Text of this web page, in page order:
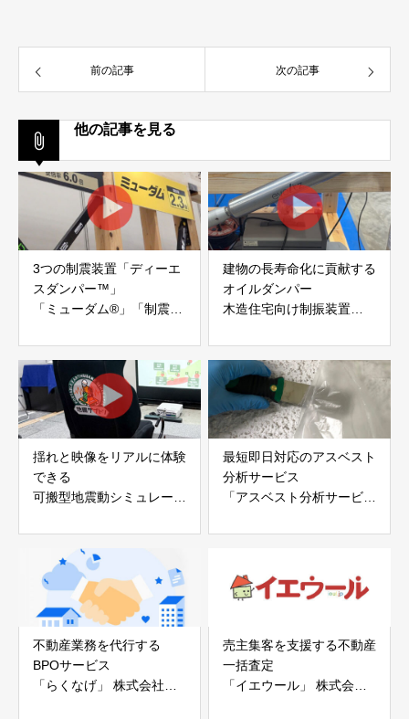
前の記事 次の記事
他の記事を見る
3つの制震装置「ディーエ
スダンパー™」
「ミューダム®」「制震テ
アイディールブレーン株式
会社
建物の長寿命化に貢献する
オイルダンパー
木造住宅向け制振装置
株式会社evoltz
揺れと映像をリアルに体験
できる
可搬型地震動シミュレータ
白山工業株式会社
最短即日対応のアスベスト
分析サービス
「アスベスト分析サービ
不動産業務を代行する
BPOサービス
「らくなげ」 株式会社い
売主集客を支援する不動産
一括査定
「イエウール」 株式会社